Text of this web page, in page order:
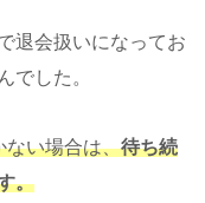
退会扱いになってお
でした。
ない場合は、待ち続
。